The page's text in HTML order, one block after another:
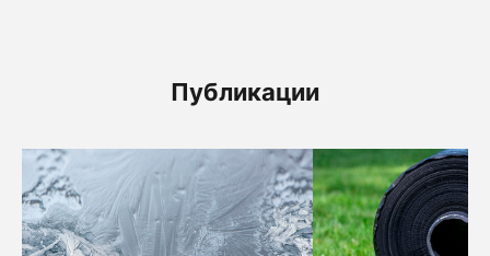
Публикации